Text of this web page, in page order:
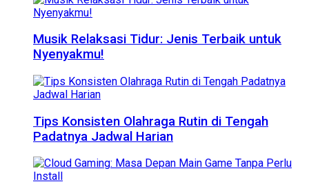
Musik Relaksasi Tidur: Jenis Terbaik untuk
Nyenyakmu!
Tips Konsisten Olahraga Rutin di Tengah
Padatnya Jadwal Harian